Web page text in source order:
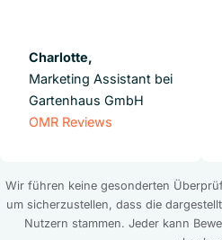
Charlotte,
Marketing Assistant bei
Gartenhaus GmbH
OMR Reviews
Wir führen keine gesonderten
um sicherzustellen, dass die
Nutzern stammen. Jeder kann